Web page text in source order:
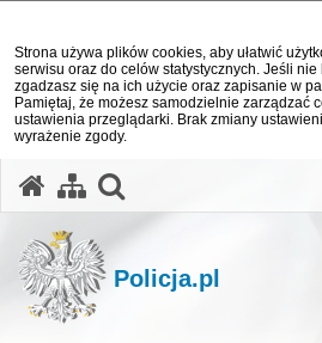
Strona używa plików cookies, aby ułatwić
serwisu oraz do celów statystycznych. Jeśli
zgadzasz się na ich użycie oraz zapisanie w
Pamiętaj, że możesz samodzielnie zarządzać
ustawienia przeglądarki. Brak zmiany
wyrażenie zgody.
Policja.pl